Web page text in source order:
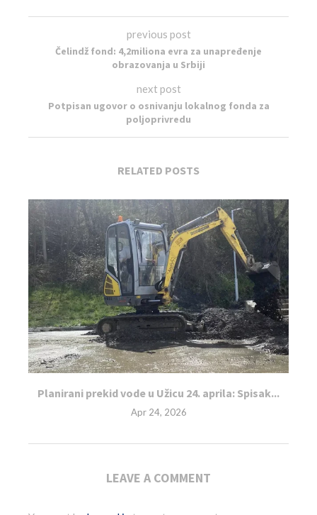
previous post
Čelindž fond: 4,2miliona evra za unapređenje
obrazovanja u Srbiji
next post
Potpisan ugovor o osnivanju lokalnog fonda za
poljoprivredu
RELATED POSTS
Planirani prekid vode u Užicu 24. aprila: Spisak...
Apr 24, 2026
LEAVE A COMMENT